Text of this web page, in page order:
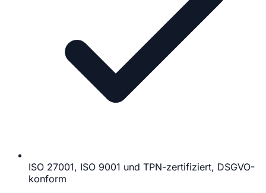
ISO 27001, ISO 9001 und TPN-zertifiziert, DSGVO-
konform